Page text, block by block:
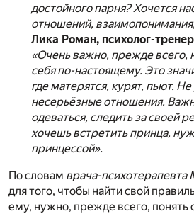
достойного парня? Хочется
отношений,
Лика Роман, психолог-
«Очень важно, прежде всего,
себя по-настоящему. Это
где матерятся, курят, пьют.
несерьёзные отношения.
одеваться, следить за своей
хочешь встретить принца,
принцессой».
По словам врача-психотерапевта
для того, чтобы найти свой
ему, нужно, прежде всего, понять